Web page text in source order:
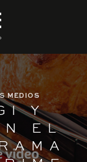
MEDIOS
Y
EL